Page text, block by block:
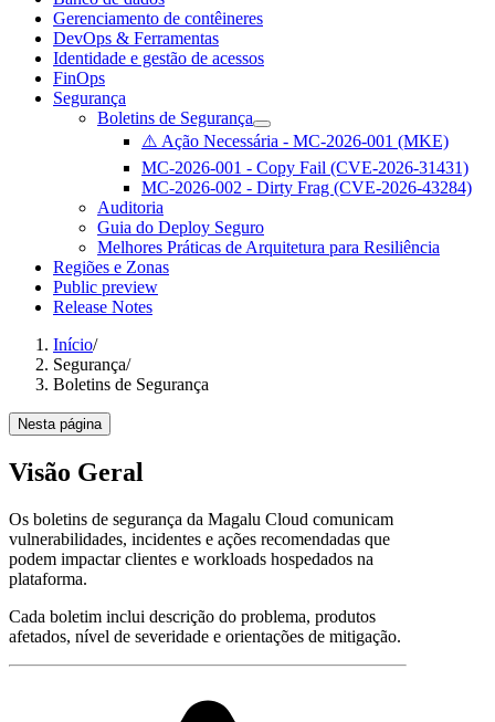
Gerenciamento de contêineres
DevOps & Ferramentas
Identidade e gestão de acessos
FinOps
Segurança
Boletins de Segurança
⚠️ Ação Necessária - MC-2026-001 (MKE)
MC-2026-001 - Copy Fail (CVE-2026-31431)
MC-2026-002 - Dirty Frag (CVE-2026-43284)
Auditoria
Guia do Deploy Seguro
Melhores Práticas de Arquitetura para Resiliência
Regiões e Zonas
Public preview
Release Notes
Início/
Segurança/
Boletins de Segurança
Nesta página
Visão Geral
Os boletins de segurança da Magalu Cloud comunicam
vulnerabilidades, incidentes e ações recomendadas que
podem impactar clientes e workloads hospedados na
plataforma.
Cada boletim inclui descrição do problema, produtos
afetados, nível de severidade e orientações de mitigação.